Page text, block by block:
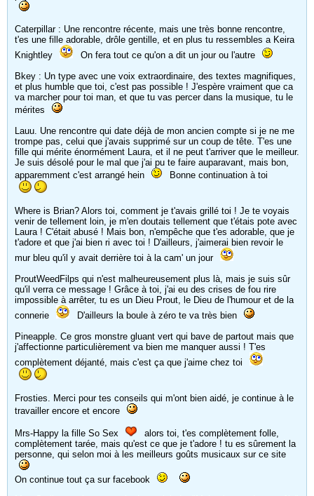
Caterpillar : Une rencontre récente, mais une très bonne rencontre,
t'es une fille adorable, drôle gentille, et en plus tu ressembles a Keira
Knightley
On fera tout ce qu'on a dit un jour ou l'autre
Bkey : Un type avec une voix extraordinaire, des textes magnifiques,
et plus humble que toi, c'est pas possible ! J'espère vraiment que ca
va marcher pour toi man, et que tu vas percer dans la musique, tu le
mérites
Lauu. Une rencontre qui date déjà de mon ancien compte si je ne me
trompe pas, celui que j'avais supprimé sur un coup de tête. T'es une
fille qui mérite énormément Laura, et il ne peut t'arriver que le meilleur.
Je suis désolé pour le mal que j'ai pu te faire auparavant, mais bon,
apparemment c'est arrangé hein
Bonne continuation à toi
Where is Brian? Alors toi, comment je t'avais grillé toi ! Je te voyais
venir de tellement loin, je m'en doutais tellement que t'étais pote avec
Laura ! C'était abusé ! Mais bon, n'empêche que t'es adorable, que je
t'adore et que j'ai bien ri avec toi ! D'ailleurs, j'aimerai bien revoir le
mur bleu qu'il y avait derrière toi à la cam' un jour
ProutWeedFilps qui n'est malheureusement plus là, mais je suis sûr
qu'il verra ce message ! Grâce à toi, j'ai eu des crises de fou rire
impossible à arrêter, tu es un Dieu Prout, le Dieu de l'humour et de la
connerie
D'ailleurs la boule à zéro te va très bien
Pineapple. Ce gros monstre gluant vert qui bave de partout mais que
j'affectionne particulièrement va bien me manquer aussi ! T'es
complètement déjanté, mais c'est ça que j'aime chez toi
Frosties. Merci pour tes conseils qui m'ont bien aidé, je continue à le
travailler encore et encore
Mrs-Happy la fille So Sex
alors toi, t'es complètement folle,
complètement tarée, mais qu'est ce que je t'adore ! tu es sûrement la
personne, qui selon moi à les meilleurs goûts musicaux sur ce site
On continue tout ça sur facebook